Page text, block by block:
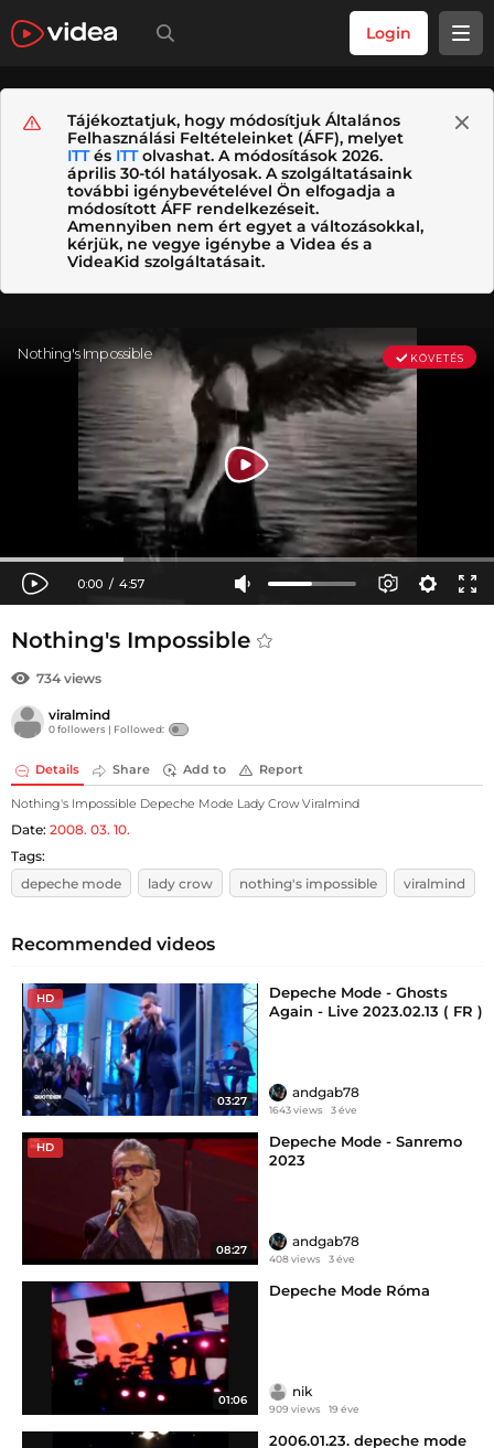
Login
Tájékoztatjuk, hogy módosítjuk Általános
Felhasználási Feltételeinket (ÁFF), melyet
ITTés ITTolvashat. A módosítások 2026.
április 30-tól hatályosak. A szolgáltatásaink
további igénybevételével Ön elfogadja a
módosított ÁFF rendelkezéseit.
Amennyiben nem ért egyet a változásokkal,
kérjük, ne vegye igénybe a Videa és a
VideaKid szolgáltatásait.
Nothing's Impossible
734 views
viralmind
0 followers | Followed:
Details Share Add to Report
Nothing's Impossible Depeche Mode Lady Crow Viralmind
Date: 2008. 03. 10.
Tags:
depeche mode
lady crow nothing's impossible viralmind
Recommended videos
HD
03:27
Depeche Mode - Ghosts
Again - Live 2023.02.13 ( FR )
andgab78
1643 views 3 éve
HD
08:27
Depeche Mode - Sanremo
2023
andgab78
408 views 3 éve
01:06
Depeche Mode Róma
nik
909 views 19 éve
2006.01.23. depeche mode